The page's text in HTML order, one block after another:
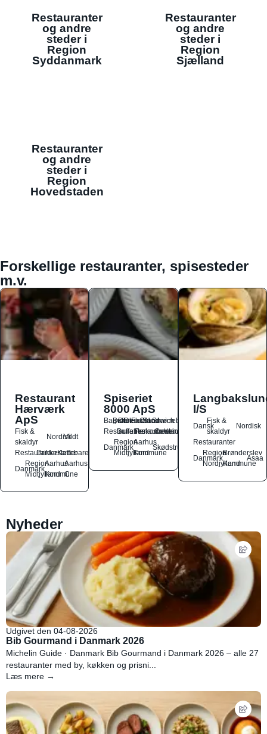
Restauranter
og andre
steder i
Region
Syddanmark
Restauranter
og andre
steder i
Region
Sjælland
Restauranter
og andre
steder i
Region
Hovedstaden
Forskellige restauranter, spisesteder
m.v.
Restaurant
Hærværk
ApS
Fisk &
skaldyr
NordiskVildt
RestauranterDrikkesteder
Kaffebarer
Danmark
Region
Midtjylland
Aarhus
Kommune
Aarhus
C
Spiseriet
8000 ApS
Bagværk
Buffet
Dansk
Dessert
Fastfood
Ost
Sandwich
Smørrebrød
Restauranter
Buffetrestauranter
Frokostrestauranter
Catering
Danmark
Region
Midtjylland
Aarhus
Kommune
Skødstrup
I/S
Dansk
Fisk &
skaldyr
Nordisk
Restauranter
Danmark
Region
Nordjylland
Brønderslev
Kommune
Asaa
Nyheder
Udgivet den 04-08-2026
Bib Gourmand i Danmark 2026
Michelin Guide · Danmark Bib Gourmand i Danmark 2026 – alle 27
restauranter med by, køkken og prisni...
Læs mere →